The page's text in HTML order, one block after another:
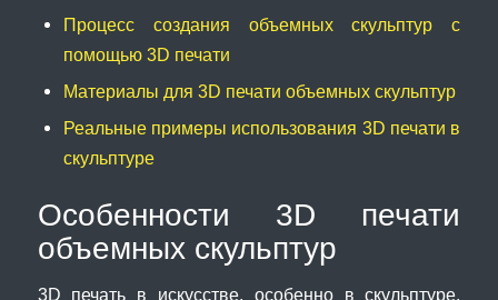
Процесс создания объемных скульптур с
помощью 3D печати
Материалы для 3D печати объемных скульптур
Реальные примеры использования 3D печати в
скульптуре
Особенности 3D печати
объемных скульптур
3D печать в искусстве, особенно в скульптуре,